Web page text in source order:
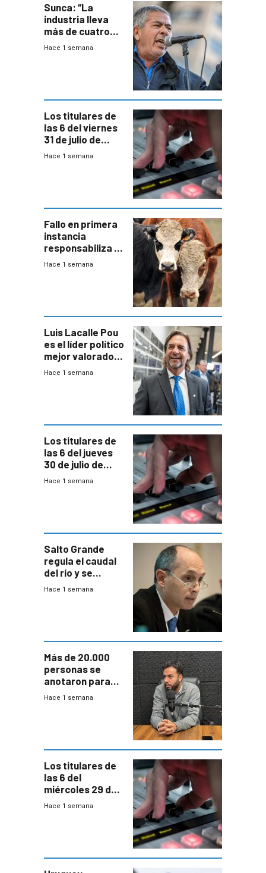
Sunca: “La
industria lleva
más de cuatro
meses sin
Hace 1 semana
Los titulares de
las 6 del viernes
31 de julio de
2026
Hace 1 semana
Fallo en primera
instancia
responsabiliza al
Estado por falta
Hace 1 semana
Luis Lacalle Pou
es el líder político
mejor valorado
del país, según
Hace 1 semana
Los titulares de
las 6 del jueves
30 de julio de
2026
Hace 1 semana
Salto Grande
regula el caudal
del río y se
prepara para un
Hace 1 semana
Más de 20.000
personas se
anotaron para
las pruebas
Hace 1 semana
Los titulares de
las 6 del
miércoles 29 de
julio de 2026
Hace 1 semana